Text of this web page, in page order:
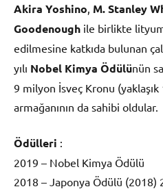
Akira Yoshino M. Stanley
Goodenough ile birlikte
edilmesine katkıda bulunan
yılı Nobel Kimya Ödülünün
9 milyon İsveç Kronu
armağanının da sahibi oldular.
Ödülleri :
2019 – Nobel Kimya Ödülü
2018 – Japonya Ödülü (2018)